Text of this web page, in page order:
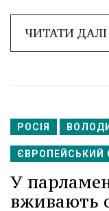
ЧИТАТИ ДАЛІ
РОСІЯ
ЄВРОПЕЙСЬКИЙ
У
вживають